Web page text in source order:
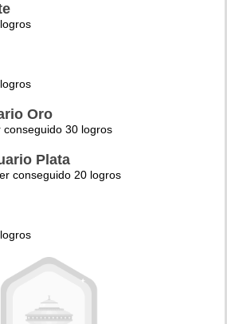
Oro
conseguido 30 logros
Plata
conseguido 20 logros